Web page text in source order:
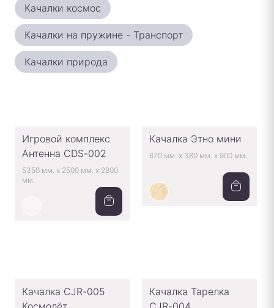
Качалки космос
Качалки на пружине - Транспорт
Качалки природа
Игровой комплекс
Антенна CDS-002
5350 мм. x 2500 мм. x 2800
мм.
Качалка Этно мини
670 мм. x 380 мм. x 900 мм.
Качалка CJR-005
Качалка Тарелка